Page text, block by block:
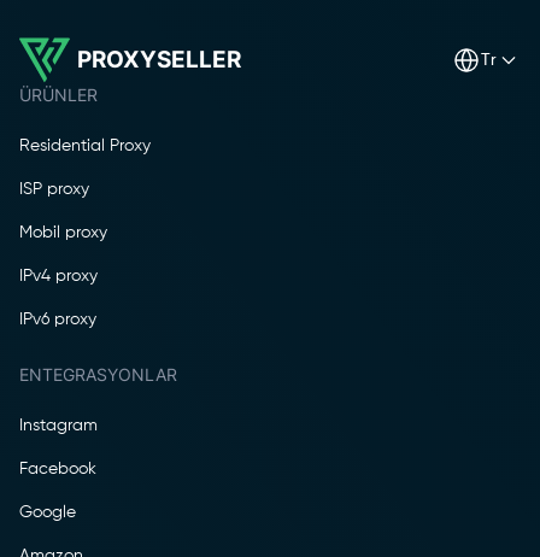
PROXYSELLER tr
ÜRÜNLER
Residential Proxy
ISP proxy
Mobil proxy
IPv4 proxy
IPv6 proxy
ENTEGRASYONLAR
Instagram
Facebook
Google